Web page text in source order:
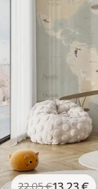
22.05€13 .23€